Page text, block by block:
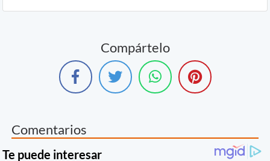
Compártelo
Comentarios